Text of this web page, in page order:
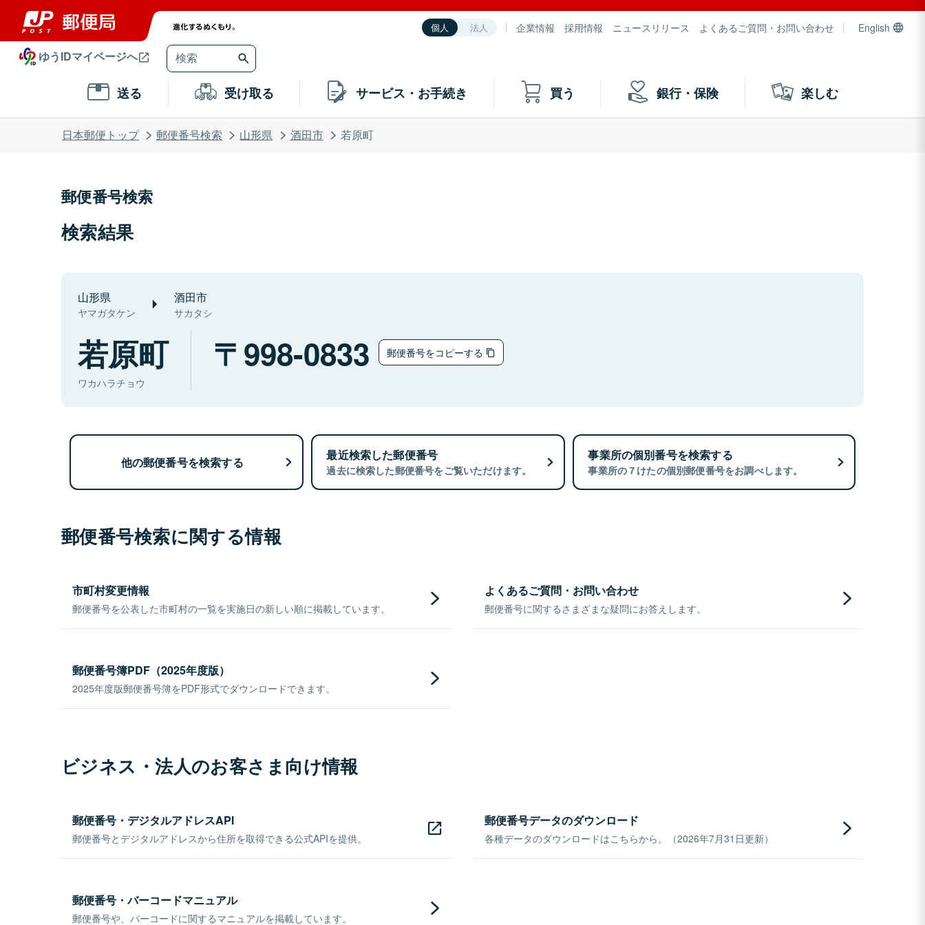
個人 法人 企業情報 採用情報 ニュースリリース よくあるご質問・お問い合わせ English
ゆうIDマイページへ
送る 受け取る サービス・お手続き 買う 銀行・保険 楽しむ
日本郵便トップ 郵便番号検索 山形県 酒田市 若原町
郵便番号検索
検索結果
山形県
ヤマガタケン
酒田市
サカタシ
若原町
ワカハラチョウ
998-0833 郵便番号をコピーする
他の郵便番号を検索する 最近検索した郵便番号
過去に検索した郵便番号をご覧いただけます。
事業所の個別番号を検索する
事業所の７けたの個別郵便番号をお調べします。
郵便番号検索に関する情報
市町村変更情報
郵便番号を公表した市町村の一覧を実施日の新しい順に掲載しています。
よくあるご質問・お問い合わせ
郵便番号に関するさまざまな疑問にお答えします。
郵便番号簿PDF（2025年度版）
2025年度版郵便番号簿をPDF形式でダウンロードできます。
ビジネス・法人のお客さま向け情報
郵便番号・デジタルアドレスAPI
郵便番号とデジタルアドレスから住所を取得できる公式APIを提供。
郵便番号データのダウンロード
各種データのダウンロードはこちらから。（2026年7月31日更新）
郵便番号・バーコードマニュアル
郵便番号や、バーコードに関するマニュアルを掲載しています。